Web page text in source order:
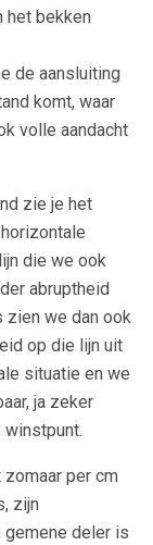
het bekken
de aansluiting
komt, waar
volle aandacht
zie je het
die we ook
abruptheid
zien we dan ook
op die lijn uit
situatie en we
ja zeker
winstpunt.
zomaar per cm
zijn
gemene deler is